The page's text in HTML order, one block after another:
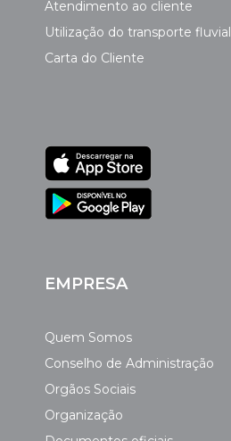
Atendimento ao cliente
Utilização do transporte fluvial
Carta do Cliente
EMPRESA
Quem Somos
Conselho de Administração
Orgãos Sociais
Organização